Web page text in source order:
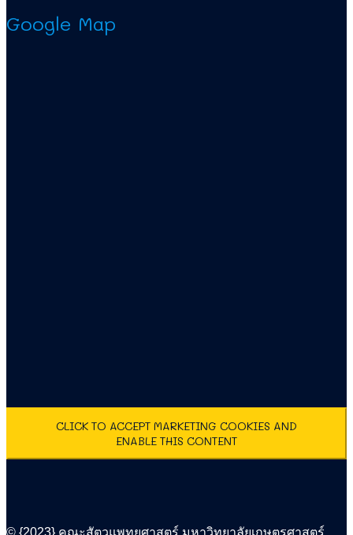
Google Map
CLICK TO ACCEPT MARKETING COOKIES AND
ENABLE THIS CONTENT
© {2023} คณะสัตวแพทยศาสตร์ มหาวิทยาลัยเกษตรศาสตร์